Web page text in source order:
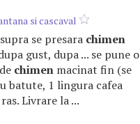
si cascaval
se presara chimen
gust, dupa ... se pune o
chimen macinat fin (se
batute, 1 lingura cafea
Livrare la ...